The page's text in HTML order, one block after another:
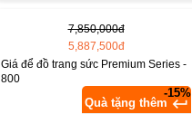
7,850,000đ
5,887,500đ
Giá để đồ trang sức Premium Series -
800
-15%
Quà tặng thêm keyboard_return